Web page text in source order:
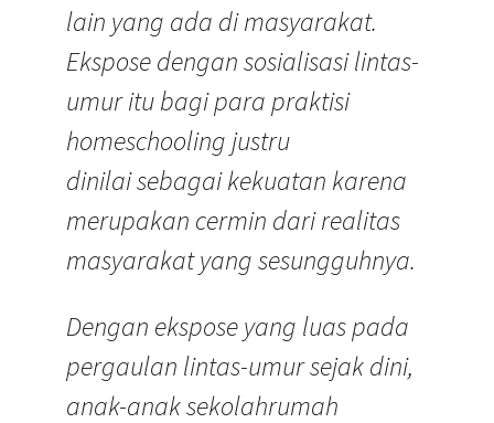
lain yang ada di masyarakat.
Ekspose dengan sosialisasi lintas-
umur itu bagi para praktisi
homeschooling justru
dinilai sebagai kekuatan karena
merupakan cermin dari realitas
masyarakat yang sesungguhnya.
Dengan ekspose yang luas pada
pergaulan lintas-umur sejak dini,
anak-anak sekolahrumah